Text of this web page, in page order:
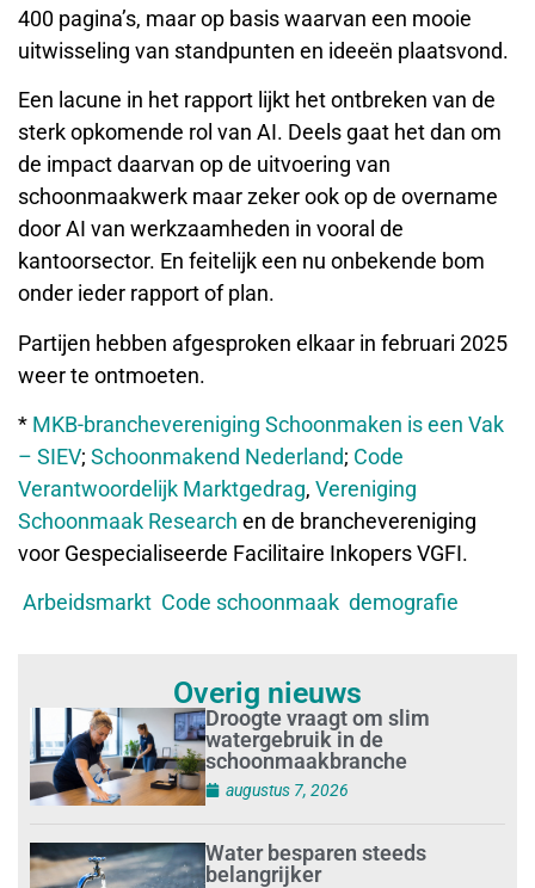
400 pagina’s, maar op basis waarvan een mooie
uitwisseling van standpunten en ideeën plaatsvond.
Een lacune in het rapport lijkt het ontbreken van de
sterk opkomende rol van AI. Deels gaat het dan om
de impact daarvan op de uitvoering van
schoonmaakwerk maar zeker ook op de overname
door AI van werkzaamheden in vooral de
kantoorsector. En feitelijk een nu onbekende bom
onder ieder rapport of plan.
Partijen hebben afgesproken elkaar in februari 2025
weer te ontmoeten.
* MKB-branchevereniging Schoonmaken is een Vak
– SIEV; Schoonmakend Nederland; Code
Verantwoordelijk Marktgedrag, Vereniging
Schoonmaak Research en de branchevereniging
voor Gespecialiseerde Facilitaire Inkopers VGFI.
Arbeidsmarkt Code schoonmaak demografie
Overig nieuws
Droogte vraagt om slim
watergebruik in de
schoonmaakbranche
augustus 7, 2026
Water besparen steeds
belangrijker